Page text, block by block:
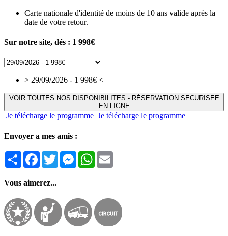
Carte nationale d'identité de moins de 10 ans valide après la
date de votre retour.
Sur notre site, dés : 1 998€
> 29/09/2026 - 1 998€ <
VOIR TOUTES NOS DISPONIBILITES - RÉSERVATION SECURISEE
EN LIGNE
Je télécharge le programme Je télécharge le programme
Envoyer a mes amis :
PartagerFacebook
TwitterMessengerWhatsApp
Vous aimerez...